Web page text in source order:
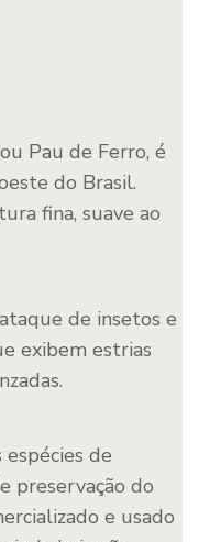
Pau de Ferro, é
do Brasil.
fina, suave ao
de insetos e
exibem estrias
espécies de
preservação do
e usado